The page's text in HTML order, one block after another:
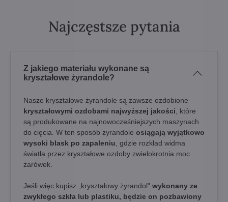
Najczęstsze pytania
Z jakiego materiału wykonane są
kryształowe żyrandole?
Nasze kryształowe żyrandole są zawsze ozdobione
kryształowymi ozdobami najwyższej jakości , które
są produkowane na najnowocześniejszych maszynach
do cięcia. W ten sposób żyrandole osiągają wyjątkowo
wysoki blask po zapaleniu , gdzie rozkład widma
światła przez kryształowe ozdoby zwielokrotnia moc
żarówek.
Jeśli więc kupisz „kryształowy żyrandol" wykonany ze
zwykłego szkła lub plastiku, będzie on pozbawiony